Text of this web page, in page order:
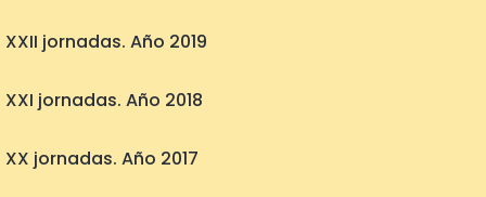
XXII jornadas. Año 2019
XXI jornadas. Año 2018
XX jornadas. Año 2017